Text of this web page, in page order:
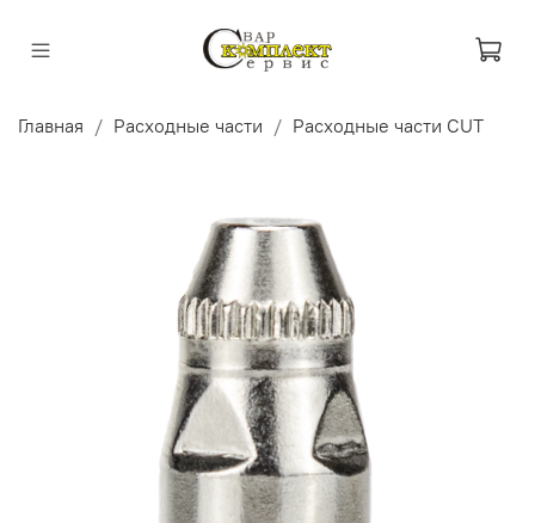
Главная Расходные части Расходные части CUT